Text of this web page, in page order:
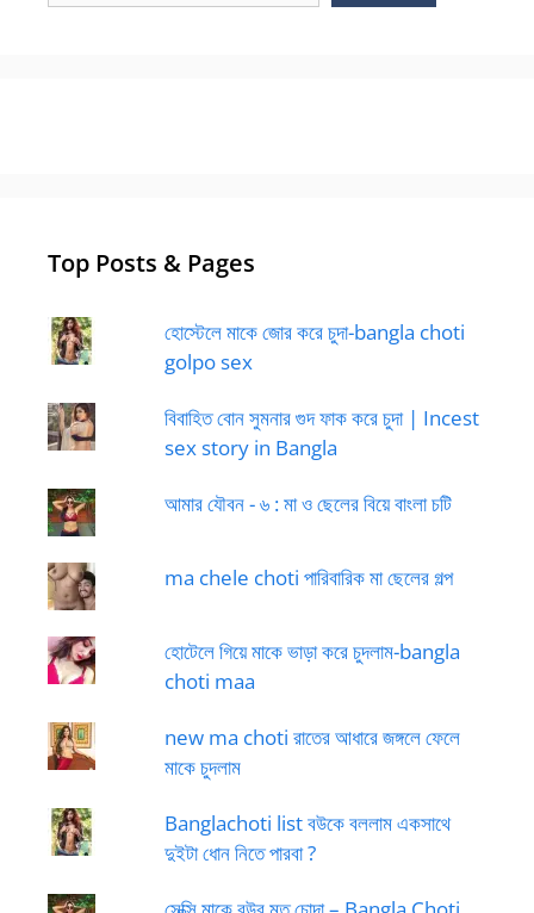
Top Posts & Pages
হোস্টেলে মাকে জোর করে চুদা-bangla choti
golpo sex
বিবাহিত বোন সুমনার গুদ ফাক করে চুদা | Incest
sex story in Bangla
আমার যৌবন - ৬ : মা ও ছেলের বিয়ে বাংলা চটি
ma chele choti পারিবারিক মা ছেলের গল্প
হোটেলে গিয়ে মাকে ভাড়া করে চুদলাম-bangla
choti maa
new ma choti রাতের আধারে জঙ্গলে ফেলে
মাকে চুদলাম
Banglachoti list বউকে বললাম একসাথে
দুইটা ধোন নিতে পারবা ?